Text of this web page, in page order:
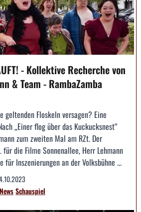
- Kollektive Recherche von
& Team - RambaZamba
geltenden Floskeln versagen? Eine
„Einer flog über das Kuckucksnest“
zum zweiten Mal am RZt. Der
für die Filme Sonnenallee, Herr Lehmann
für Inszenierungen an der Volksbühne ...
NewsSchauspiel